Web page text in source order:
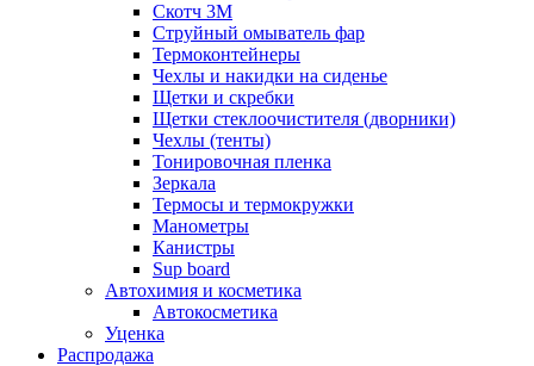
Скотч 3М
Струйный омыватель фар
Термоконтейнеры
Чехлы и накидки на сиденье
Щетки и скребки
Щетки стеклоочистителя (дворники)
Чехлы (тенты)
Тонировочная пленка
Зеркалa
Термосы и термокружки
Манометры
Канистры
Sup board
Автохимия и косметика
Автокосметика
Уценка
Распродажа